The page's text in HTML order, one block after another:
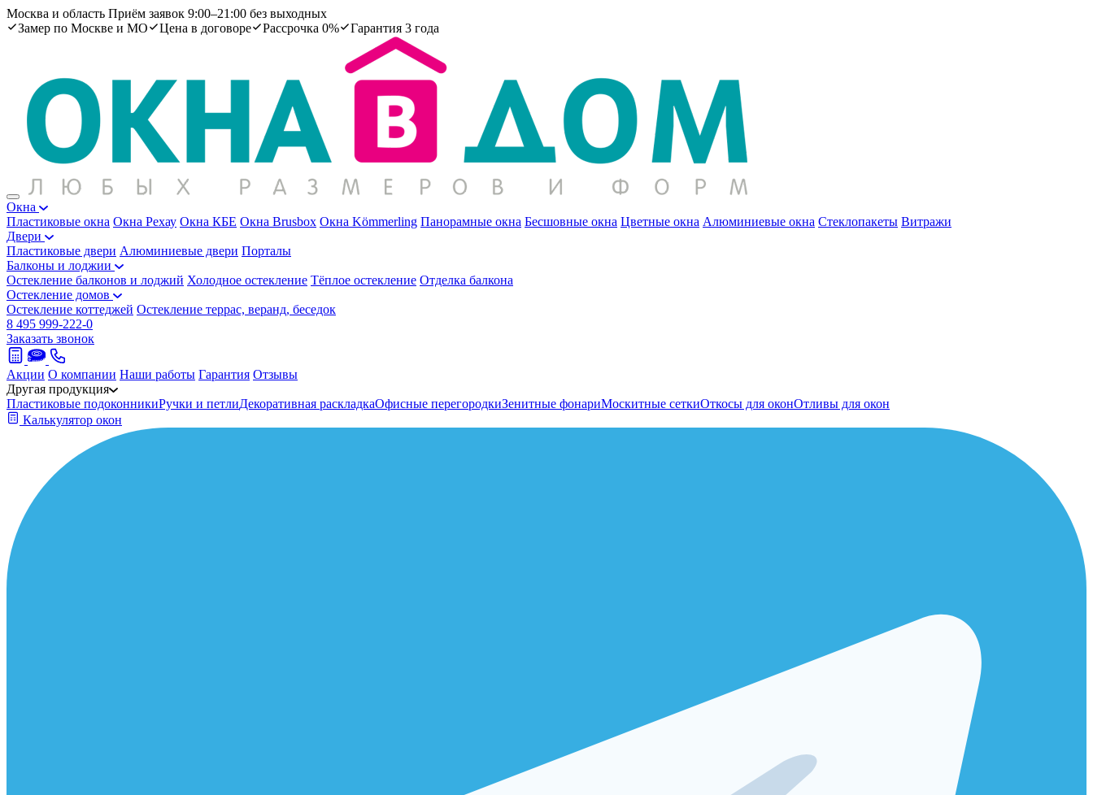
Москва и область Приём заявок 9:00–21:00 без выходных
Замер по Москве и МО
Цена в договоре Рассрочка 0% Гарантия 3 года
Окна
Пластиковые окна Окна Рехау Окна КБЕ Окна Brusbox Окна Kömmerling Панорамные окна Бесшовные окна Цветные окна Алюминиевые окна Стеклопакеты Витражи
Двери
Пластиковые двери Алюминиевые двери Порталы
Балконы и лоджии
Остекление балконов и лоджий Холодное остекление Тёплое остекление Отделка балкона
Остекление домов
Остекление коттеджей Остекление террас, веранд, беседок
8 495 999-222-0
Заказать звонок
Акции О компании Наши работы Гарантия Отзывы
Другая продукция
Пластиковые подоконникиРучки и петлиДекоративная раскладкаОфисные перегородкиЗенитные фонариМоскитные сеткиОткосы для оконОтливы для окон
Калькулятор окон